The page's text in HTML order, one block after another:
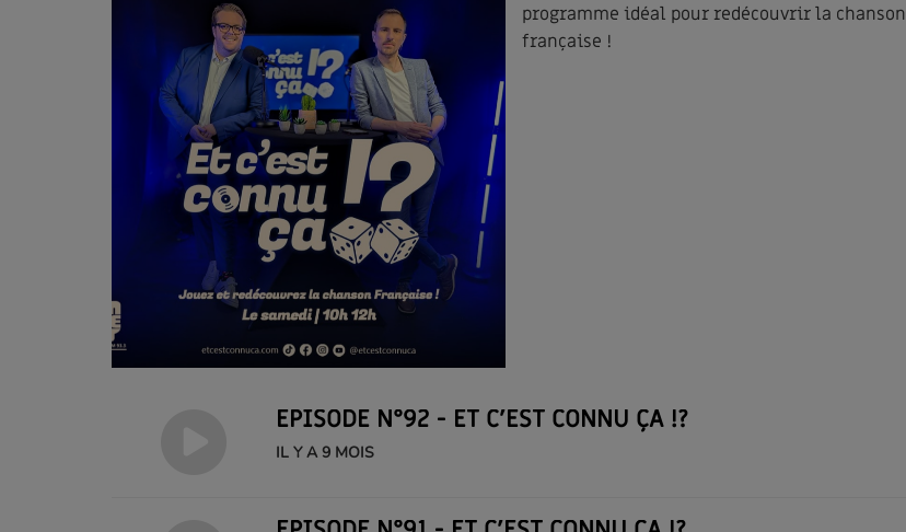
programme idéal pour redécouvrir la chanson
française !
EPISODE N°92 - ET C'EST CONNU ÇA !?
IL Y A 9 MOIS